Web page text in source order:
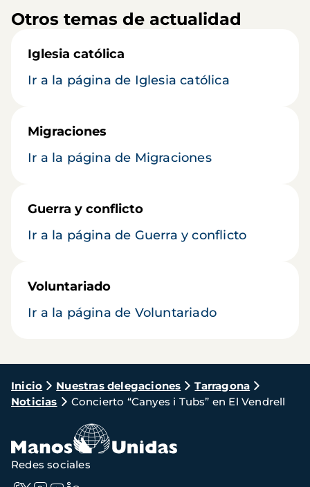
Otros temas de actualidad
Iglesia católica
Ir a la página de Iglesia católica
Migraciones
Ir a la página de Migraciones
Guerra y conflicto
Ir a la página de Guerra y conflicto
Voluntariado
Ir a la página de Voluntariado
Ruta
de
navegación
Inicio Nuestras delegaciones
Tarragona
Noticias
Concierto “Canyes i Tubs” en El Vendrell
Redes sociales